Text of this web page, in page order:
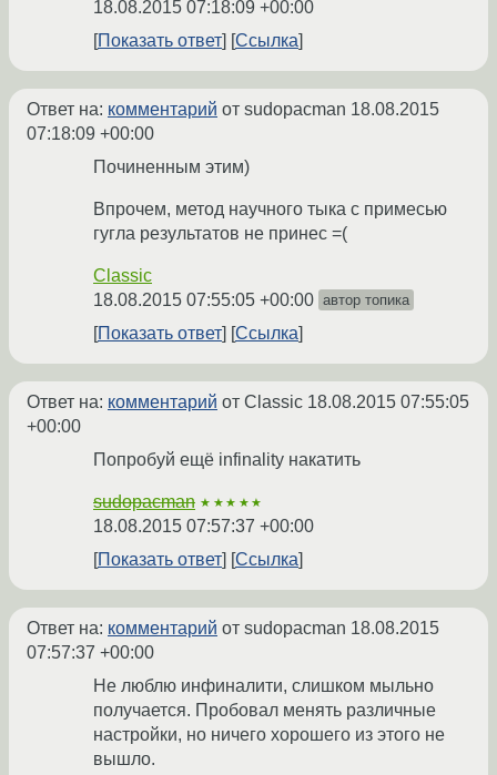
18.08.2015 07:18:09 +00:00
Показать ответ
Ссылка
Ответ на: комментарий от sudopacman 18.08.2015
07:18:09 +00:00
Починенным этим)
Впрочем, метод научного тыка с примесью
гугла результатов не принес =(
Classic
18.08.2015 07:55:05 +00:00 автор топика
Показать ответ Ссылка
Ответ на: комментарий от Classic 18.08.2015 07:55:05
+00:00
Попробуй ещё infinality накатить
sudopacman ★★★★★
18.08.2015 07:57:37 +00:00
Показать ответ
Ссылка
Ответ на: комментарий от sudopacman 18.08.2015
07:57:37 +00:00
Не люблю инфиналити, слишком мыльно
получается. Пробовал менять различные
настройки, но ничего хорошего из этого не
вышло.